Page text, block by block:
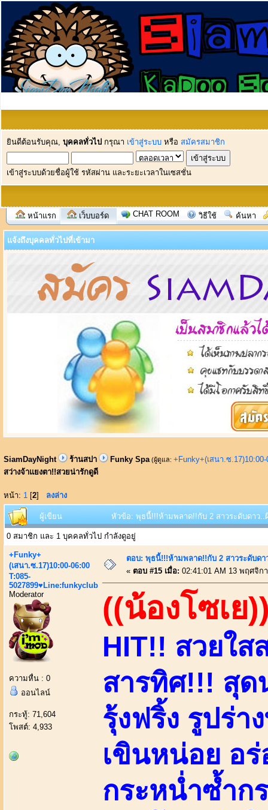
ยินดีต้อนรับคุณ, บุคคลทั่วไป กรุณา เข้าสู่ระบบ หรือ สมัครสมาชิก
เข้าสู่ระบบด้วยชื่อผู้ใช้ รหัสผ่าน และระยะเวลาในเซสชั่น
หน้าแรก เว็บบอร์ด CHAT ROOM วิธีใช้ ค้นหา
แจ้งถึงบุคคลทั่วไปที่เข้ามา
SiamDayNight ร้านสปา Funky Spa (ผู้ดูแล: +Funky+(เสนา.ซ
สว่างจ้าแยงตา!!สวยน่ารักดูดี
หน้า: 1 [2] ลงล่าง
ผู้เขียน หัวข้อ: พุธนี้!!!ห้ามพลาด!!กับ 2 สาวระดับดาว..
0 สมาชิก และ 1 บุคคลทั่วไป กำลังดูอยู่
+Funky+
(เสนา.ซ.17)10:00-06:00
T:085-
5027899♥Line:funkyclub
Moderator
ความหื่น : 0
ออนไลน์
กระทู้: 71,604
โพสต์: 4,933
ตอบ: พุธนี้!!!ห้ามพลาด!!กับ 2 สาวระดับดา
« ตอบ #15 เมื่อ: 02:41:01 AM 13 พฤศจิก
((น้องโซเย
HIT!! สวยใ
สารทิศ!!! สุด
รุ้งฟริ้ง รูปร่
เขินหน่อย อ
กระหน่ำซ้ำก